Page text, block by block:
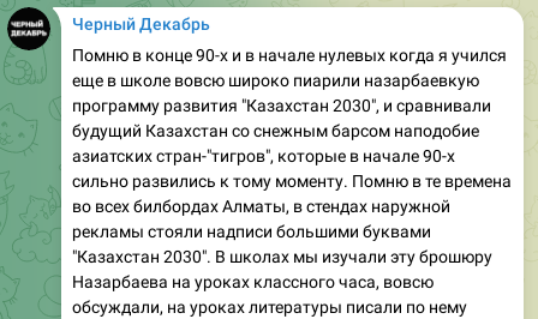
Черный Декабрь
Помню в конце 90-х и в начале нулевых когда я учился
еще в школе вовсю широко пиарили назарбаевкую
программу развития "Казахстан 2030", и сравнивали
будущий Казахстан со снежным барсом наподобие
азиатских стран-"тигров", которые в начале 90-х
сильно развились к тому моменту. Помню в те времена
во всех билбордах Алматы, в стендах наружной
рекламы стояли надписи большими буквами
"Казахстан 2030". В школах мы изучали эту брошюру
Назарбаева на уроках классного часа, вовсю
обсуждали, на уроках литературы писали по нему